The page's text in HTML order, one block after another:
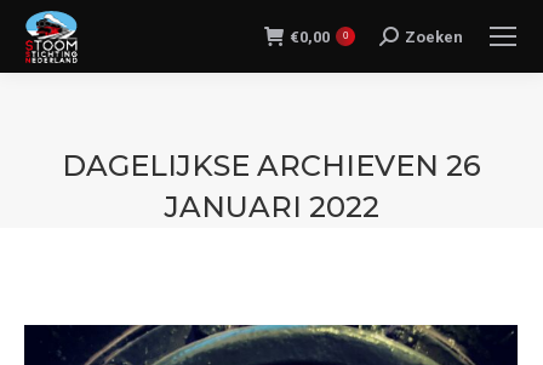
€0,00 0 Search:
Zoeken
DAGELIJKSE ARCHIEVEN 26
JANUARI 2022